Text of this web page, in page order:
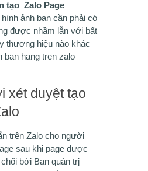
tạo Zalo Page
ảnh bạn cần phải có
được nhầm lẫn với bất
thương hiệu nào khác
xét duyệt tạo
trên Zalo cho người
sau khi page được
bởi Ban quản trị